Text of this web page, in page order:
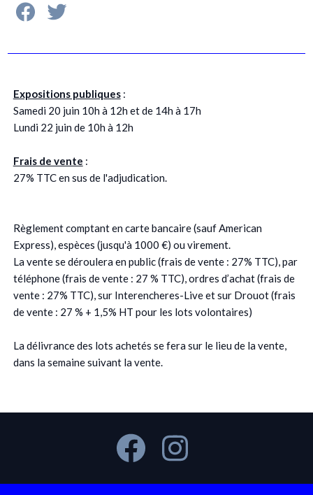
Expositions publiques:
Samedi 20 juin 10h à 12h et de 14h à 17h
Lundi 22 juin de 10h à 12h
Frais de vente :
27% TTC en sus de l'adjudication.
Règlement comptant en carte bancaire (sauf American
Express), espèces (jusqu'à 1000 €) ou virement.
La vente se déroulera en public (frais de vente : 27% TTC), par
téléphone (frais de vente : 27 % TTC), ordres d’achat (frais de
vente : 27% TTC), sur Interencheres-Live et sur Drouot (frais
de vente : 27 % + 1,5% HT pour les lots volontaires)
La délivrance des lots achetés se fera sur le lieu de la vente,
dans la semaine suivant la vente.